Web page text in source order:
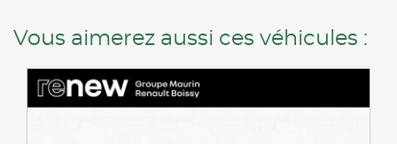
Vous aimerez aussi ces véhicules :